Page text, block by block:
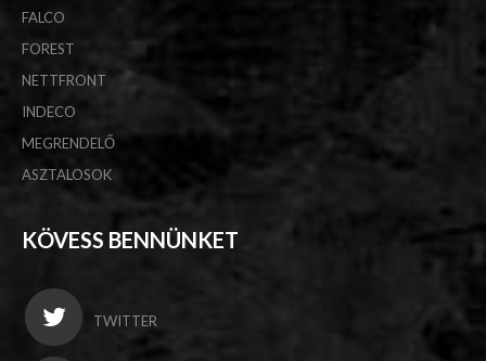
FALCO
FOREST
NETTFRONT
INDECO
MEGRENDELŐ
ASZTALOSOK
KÖVESS BENNÜNKET
TWITTER